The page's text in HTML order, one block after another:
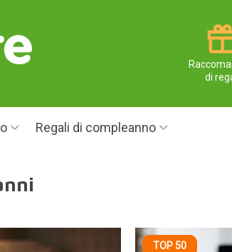
di
Regali di compleanno
TOP 50